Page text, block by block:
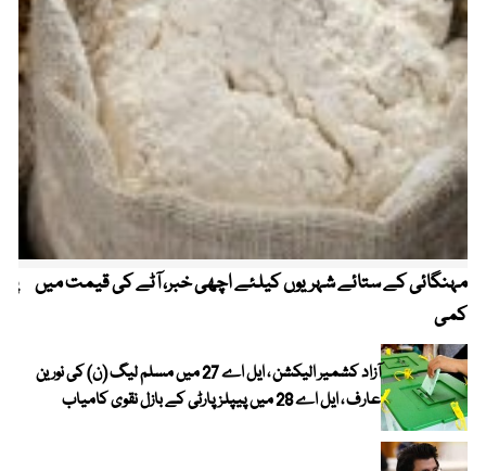
مہنگائی کے ستائے شہریوں کیلئے اچھی خبر، آٹے کی قیمت میں
کمی
آزاد کشمیر الیکشن ، ایل اے 27 میں مسلم لیگ (ن) کی نورین
عارف ، ایل اے 28 میں پیپلز پارٹی کے بازل نقوی کامیاب